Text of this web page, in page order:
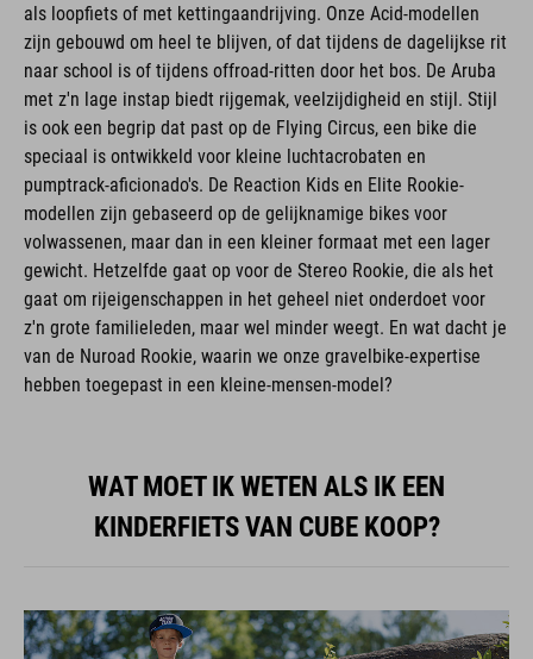
als loopfiets of met kettingaandrijving. Onze Acid-modellen
zijn gebouwd om heel te blijven, of dat tijdens de dagelijkse rit
naar school is of tijdens offroad-ritten door het bos. De Aruba
met z'n lage instap biedt rijgemak, veelzijdigheid en stijl. Stijl
is ook een begrip dat past op de Flying Circus, een bike die
speciaal is ontwikkeld voor kleine luchtacrobaten en
pumptrack-aficionado's. De Reaction Kids en Elite Rookie-
modellen zijn gebaseerd op de gelijknamige bikes voor
volwassenen, maar dan in een kleiner formaat met een lager
gewicht. Hetzelfde gaat op voor de Stereo Rookie, die als het
gaat om rijeigenschappen in het geheel niet onderdoet voor
z'n grote familieleden, maar wel minder weegt. En wat dacht je
van de Nuroad Rookie, waarin we onze gravelbike-expertise
hebben toegepast in een kleine-mensen-model?
WAT MOET IK WETEN ALS IK EEN
KINDERFIETS VAN CUBE KOOP?